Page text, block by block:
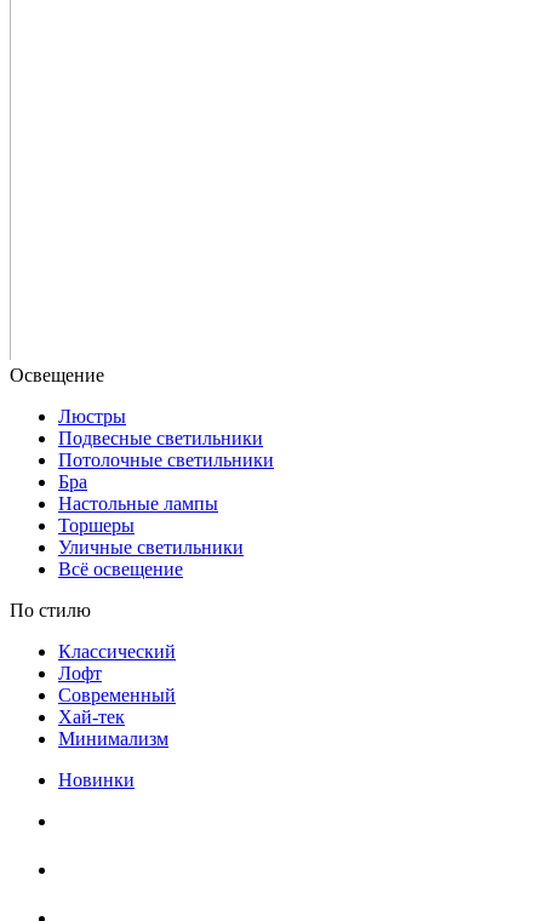
Люстры
Подвесные светильники
Потолочные светильники
Бра
Настольные лампы
Торшеры
Уличные светильники